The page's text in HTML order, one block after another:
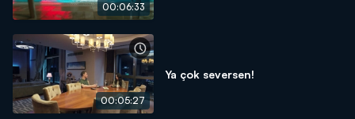
00:06:33
00:05:27
Ya çok seversen!